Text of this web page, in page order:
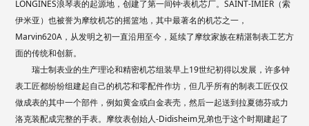
LONGINES浪琴表的起源地，创建了第一间钟·表机芯厂。SAINT-IMIER（索
伊米亚）也被誉为摩纹机芯的摇篮地，其中最著名的机芯之一，
Marvin620A，从发明之初一直沿用至今，延续了摩纹家族在精湛制表工艺方
面的传统和创新。
瑞士制表业的生产理论和精密机芯组装早上19世纪初得以发展，许多钟
表工匠都纷纷组建起自己的机芯和零配件作坊，但几乎所有的制表工匠仅仅
做成表的其中一个部件，例如黄金或白金表壳，然后一起送到拉夏德芬或力
洛克装配成完整的手表。摩纹表创始人-Didisheim兄弟也于这个时期建起了